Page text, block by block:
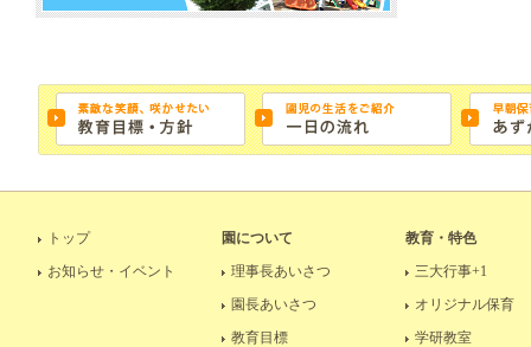
トップ
お知らせ・イベント
園について
理事長あいさつ
園長あいさつ
教育目標
教育・特色
三大行事+1
オリジナル保育
学研教室